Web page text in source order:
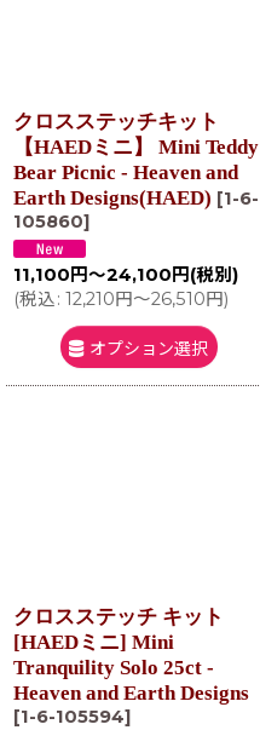
クロスステッチキット
【HAEDミニ】 Mini Teddy
Bear Picnic - Heaven and
Earth Designs(HAED) [1-6-
105860]
11,100 円～24,100 円 (税別)
(税込: 12,210円～26,510円)
オプション選択
クロスステッチ キット
[HAEDミニ] Mini
Tranquility Solo 25ct -
Heaven and Earth Designs
[1-6-105594]